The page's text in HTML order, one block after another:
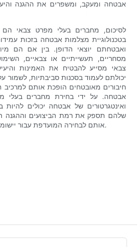
אבטחה ומעקב, ומשפרים את ההגנה
לסיכום, מחברים בעלי מפרט צבאי הם
בטכנולוגיית מצלמות אבטחה בזכות
ואבטחתם יוצאי הדופן. בין אם הם
מסחריים, תעשייתיים או צבאיים,
צבאי מסייע להבטיח את האמינות
יכולתם לעמוד בסכנות סביבתיות, לשמור
חיבורים מאובטחים הופכת אותם למרכיב
אבטחה. על ידי בחירת מחברים בעלי
ואינטגרטורים של אבטחה יכולים
שלהם תספק את רמת הביצועים וההגנה
אותם לבחירה המועדפת עבור יישומי אבטחה ומעקב תובעניים.